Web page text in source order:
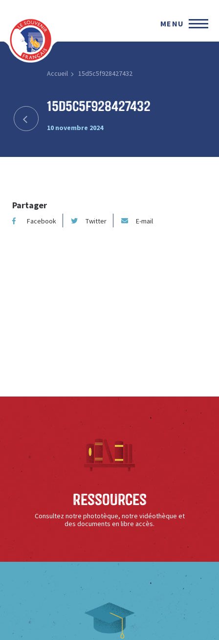
MENU
Accueil 15d5c5f928427432
15d5c5f928427432
10 novembre 2024
Partager
Facebook Twitter E-mail
Ressources
Consultez notre phototèque, notre vidéothèque et
des documents en libre accès.